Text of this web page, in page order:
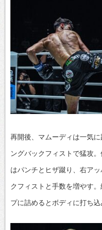
再開後、マムーディは一気
ングバックフィストで猛攻
はパンチとヒザ蹴り、右ア
クフィストと手数を増やす
プに詰めるとボディに打ち